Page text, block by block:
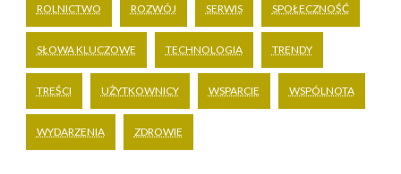
ROLNICTWO ROZWÓJ SERWIS SPOŁECZNOŚĆ
SŁOWA KLUCZOWE TECHNOLOGIA TRENDY
TREŚCI UŻYTKOWNICY WSPARCIE WSPÓLNOTA
WYDARZENIA ZDROWIE